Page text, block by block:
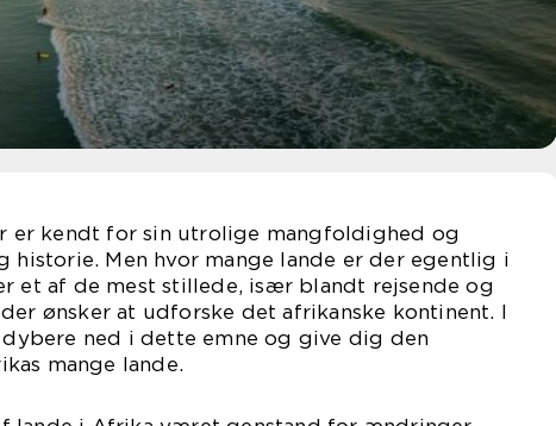
er kendt for sin utrolige mangfoldighed og
historie. Men hvor mange lande er der egentlig i
et af de mest stillede, især blandt rejsende og
ønsker at udforske det afrikanske kontinent. I
ned i dette emne og give dig den
mange lande.